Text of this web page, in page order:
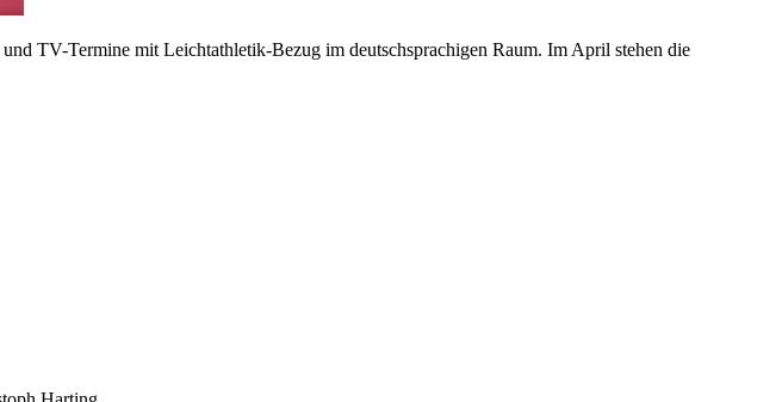
TV-Termine mit Leichtathletik-Bezug im deutschsprachigen Raum. Im April stehen die